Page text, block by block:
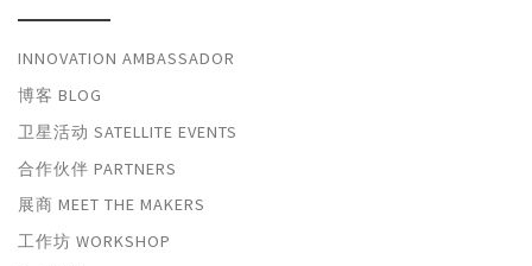
INNOVATION AMBASSADOR
博客 BLOG
卫星活动 SATELLITE EVENTS
合作伙伴 PARTNERS
展商 MEET THE MAKERS
工作坊 WORKSHOP